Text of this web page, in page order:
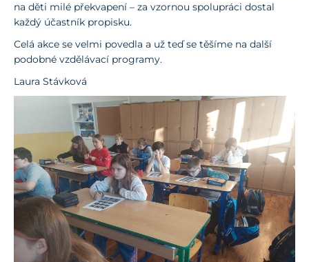
na děti milé překvapení – za vzornou spolupráci dostal
každý účastník propisku.
Celá akce se velmi povedla a už teď se těšíme na další
podobné vzdělávací programy.
Laura Stávková